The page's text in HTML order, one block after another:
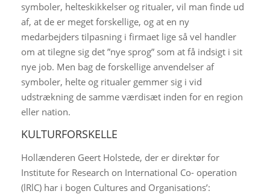
symboler, helteskikkelser og ritualer, vil man finde ud
af, at de er meget forskellige, og at en ny
medarbejders tilpasning i firmaet lige så vel handler
om at tilegne sig det ”nye sprog” som at få indsigt i sit
nye job. Men bag de forskellige anvendelser af
symboler, helte og ritualer gemmer sig i vid
udstrækning de samme værdisæt inden for en region
eller nation.
KULTURFORSKELLE
Hollænderen Geert Holstede, der er direktør for
Institute for Research on International Co- operation
(lRlC) har i bogen Cultures and Organisations’: